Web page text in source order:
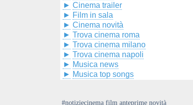
► Cinema trailer
► Film in sala
► Cinema novità
► Trova cinema roma
► Trova cinema milano
► Trova cinema napoli
► Musica news
► Musica top songs
#notiziecinema film anteprime novità